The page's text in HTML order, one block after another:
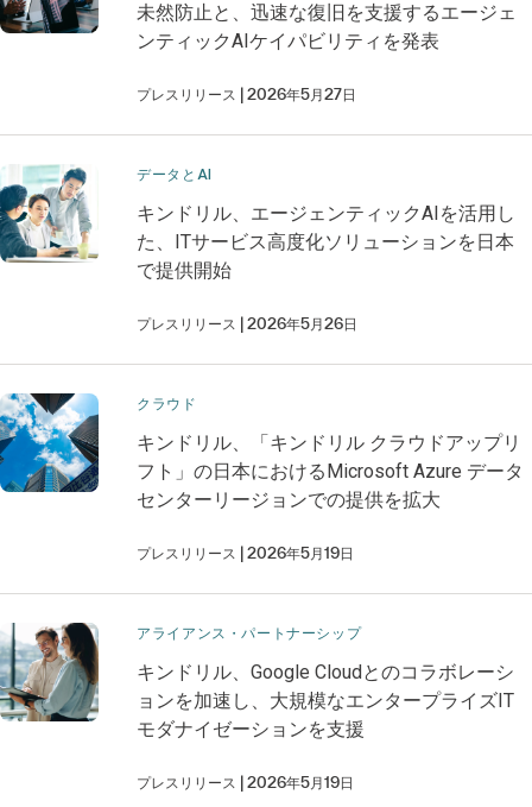
未然防止と、迅速な復旧を支援するエージェ
ンティックAIケイパビリティを発表
プレスリリース 2026年5月27日
データとAI
キンドリル、エージェンティックAIを活用し
た、ITサービス高度化ソリューションを日本
で提供開始
プレスリリース 2026年5月26日
クラウド
キンドリル、「キンドリル クラウドアップリ
フト」の日本におけるMicrosoft Azure データ
センターリージョンでの提供を拡大
プレスリリース 2026年5月19日
アライアンス・パートナーシップ
​​キンドリル、Google Cloudとの​​​コラボレーシ
ョンを加速し、大規模なエンタープライズIT
モダナイゼーションを支援​
プレスリリース 2026年5月19日